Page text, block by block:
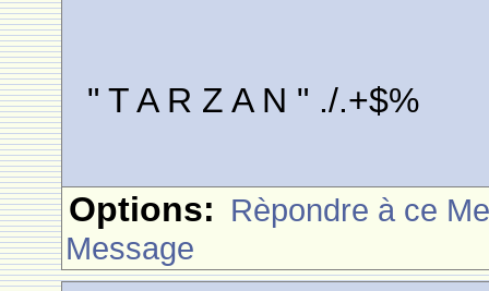
" T A R Z A N " ./.+$%
Options: Rèpondre à ce
Message